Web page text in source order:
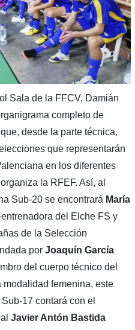
Sala de la FFCV, Damián
completo de
desde la parte técnica,
que representarán
en los diferentes
la RFEF. Así, al
Sub-20 se encontrará María
del Elche FS y
de la Selección
por Joaquín García
del cuerpo técnico del
modalidad femenina, este
17 contará con el
Javier Antón Bastida